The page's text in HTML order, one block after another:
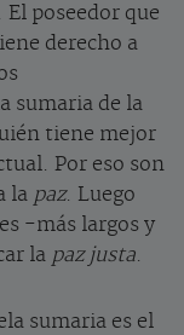
poseedor que
derecho a
sumaria de la
tiene mejor
Por eso son
la paz. Luego
-más largos y
la paz justa.
sumaria es el